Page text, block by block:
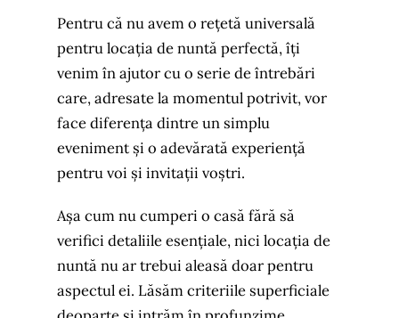
Pentru că nu avem o rețetă universală
pentru locația de nuntă perfectă, îți
venim în ajutor cu o serie de întrebări
care, adresate la momentul potrivit, vor
face diferența dintre un simplu
eveniment și o adevărată experiență
pentru voi și invitații voștri.
Așa cum nu cumperi o casă fără să
verifici detaliile esențiale, nici locația de
nuntă nu ar trebui aleasă doar pentru
aspectul ei. Lăsăm criteriile superficiale